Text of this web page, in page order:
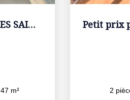
CAEN CENTRE - LES SAINTS PERES. Parking + Balcon
47 m²
2